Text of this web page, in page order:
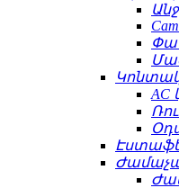
AC